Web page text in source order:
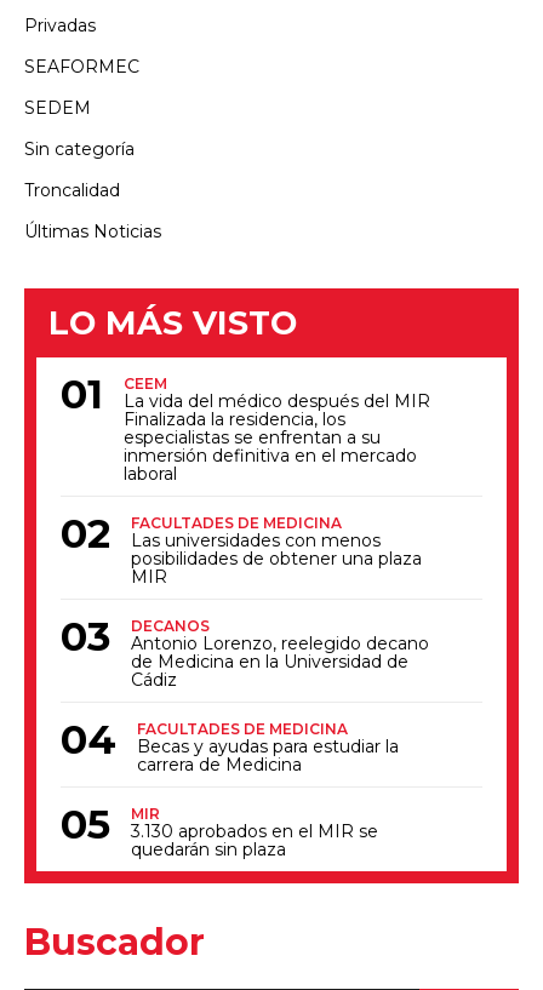
Privadas
SEAFORMEC
SEDEM
Sin categoría
Troncalidad
Últimas Noticias
LO MÁS VISTO
CEEM
La vida del médico después del MIR
Finalizada la residencia, los
especialistas se enfrentan a su
inmersión definitiva en el mercado
laboral
FACULTADES DE MEDICINA
Las universidades con menos
posibilidades de obtener una plaza
MIR
DECANOS
Antonio Lorenzo, reelegido decano
de Medicina en la Universidad de
Cádiz
FACULTADES DE MEDICINA
Becas y ayudas para estudiar la
carrera de Medicina
MIR
3.130 aprobados en el MIR se
quedarán sin plaza
Buscador